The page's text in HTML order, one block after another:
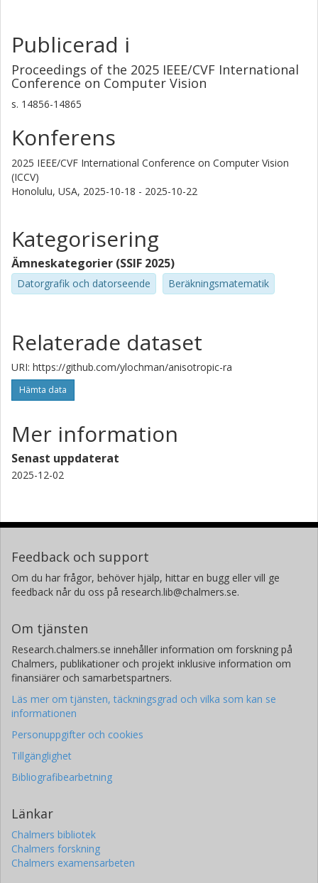
Publicerad i
Proceedings of the 2025 IEEE/CVF International
Conference on Computer Vision
s. 14856-14865
Konferens
2025 IEEE/CVF International Conference on Computer Vision
(ICCV)
Honolulu, USA, 2025-10-18 - 2025-10-22
Kategorisering
Ämneskategorier (SSIF 2025)
Datorgrafik och datorseende Beräkningsmatematik
Relaterade dataset
URI: https://github.com/ylochman/anisotropic-ra
Hämta data
Mer information
Senast uppdaterat
2025-12-02
Feedback och support
Om du har frågor, behöver hjälp, hittar en bugg eller vill ge
feedback når du oss på research.lib@chalmers.se.
Om tjänsten
Research.chalmers.se innehåller information om forskning på
Chalmers, publikationer och projekt inklusive information om
finansiärer och samarbetspartners.
Läs mer om tjänsten, täckningsgrad och vilka som kan se
informationen
Personuppgifter och cookies
Tillgänglighet
Bibliografibearbetning
Länkar
Chalmers bibliotek
Chalmers forskning
Chalmers examensarbeten